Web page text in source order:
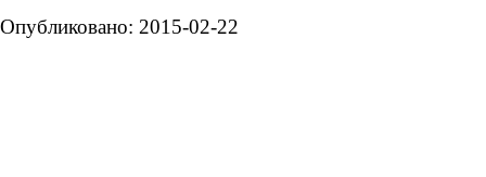
Опубликовано: 2015-02-22